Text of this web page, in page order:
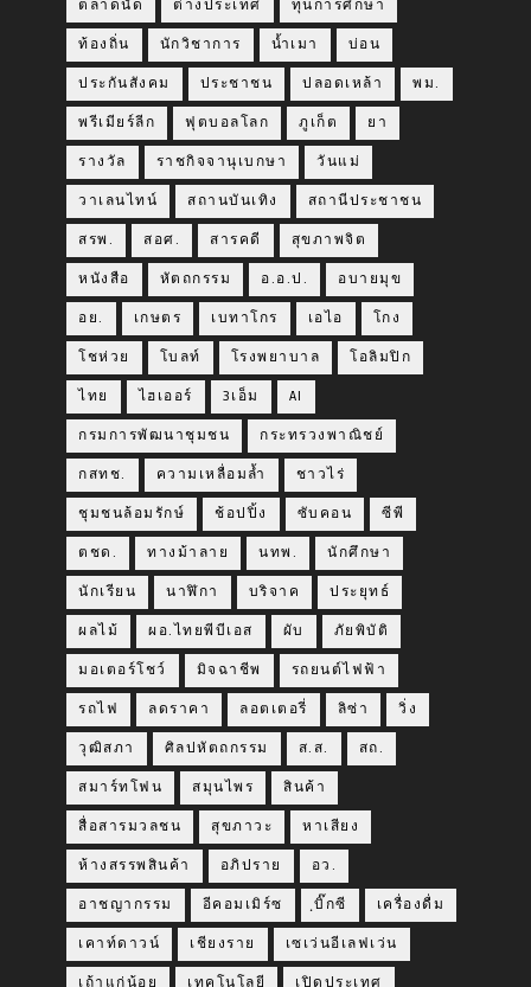
ตลาดนัด ต่างประเทศ ทุนการศึกษา
ท้องถิ่น นักวิชาการ น้ำเมา บ่อน
ประกันสังคม ประชาชน ปลอดเหล้า พม.
พรีเมียร์ลีก ฟุตบอลโลก ภูเก็ต ยา
รางวัล ราชกิจจานุเบกษา วันแม่
วาเลนไทน์ สถานบันเทิง สถานีประชาชน
สรพ. สอศ. สารคดี สุขภาพจิต
หนังสือ หัตถกรรม อ.อ.ป. อบายมุข
อย. เกษตร เบทาโกร เอไอ โกง
โชห่วย โบลท์ โรงพยาบาล โอลิมปิก
ไทย ไฮเออร์ 3เอ็ม AI
กรมการพัฒนาชุมชน กระทรวงพาณิชย์
กสทช. ความเหลื่อมล้ำ ชาวไร่
ชุมชนล้อมรักษ์ ช้อปปิ้ง ซับคอน ซีพี
ตชด. ทางม้าลาย นทพ. นักศึกษา
นักเรียน นาฬิกา บริจาค ประยุทธ์
ผลไม้ ผอ.ไทยพีบีเอส ผับ ภัยพิบัติ
มอเตอร์โชว์ มิจฉาชีพ รถยนต์ไฟฟ้า
รถไฟ ลดราคา ลอตเตอรี่ ลิซ่า วิ่ง
วุฒิสภา ศิลปหัตถกรรม ส.ส. สถ.
สมาร์ทโฟน สมุนไพร สินค้า
สื่อสารมวลชน สุขภาวะ หาเสียง
ห้างสรรพสินค้า อภิปราย อว.
อาชญากรรม อีคอมเมิร์ซ ฺบิ๊กซี เครื่องดื่ม
เคาท์ดาวน์ เชียงราย เซเว่นอีเลฟเว่น
เถ้าแก่น้อย เทคโนโลยี เปิดประเทศ